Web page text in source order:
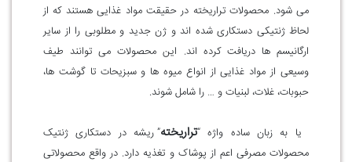
می شود. محصولات تراریخته در حقیقت مواد غذایی هستند که از
لحاظ ژنتیکی دستکاری شده اند و ژن جدید و مطلوبی را از سایر
ارگانیسم ها دریافت کرده اند. این محصولات می توانند طیف
وسیعی از مواد غذایی از انواع میوه ها و سبزیحات تا گوشت ها،
حبوبات، غلات، لبنیات و … را شامل شوند.
یا به زبان ساده واژه “تراریخته” ریشه در دستکاری ژنتیک
محصولات مصرفی اعم از پوشاک و تغذیه دارد. در واقع محصولاتی